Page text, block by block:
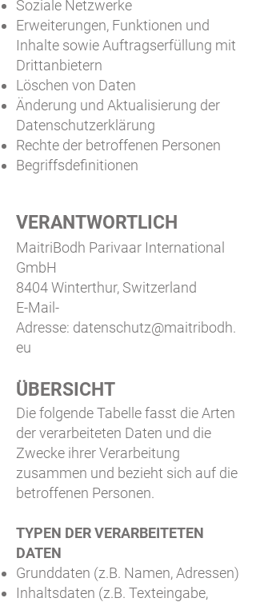
Soziale Netzwerke
Erweiterungen, Funktionen und
Inhalte sowie Auftragserfüllung mit
Drittanbietern
Löschen von Daten
Änderung und Aktualisierung der
Datenschutzerklärung
Rechte der betroffenen Personen
Begriffsdefinitionen
VERANTWORTLICH
MaitriBodh Parivaar International
GmbH
8404 Winterthur, Switzerland
E-Mail-
Adresse: datenschutz@maitribodh.
eu
ÜBERSICHT
Die folgende Tabelle fasst die Arten
der verarbeiteten Daten und die
Zwecke ihrer Verarbeitung
zusammen und bezieht sich auf die
betroffenen Personen.
TYPEN DER VERARBEITETEN
DATEN
Grunddaten (z.B. Namen, Adressen)
Inhaltsdaten (z.B. Texteingabe,